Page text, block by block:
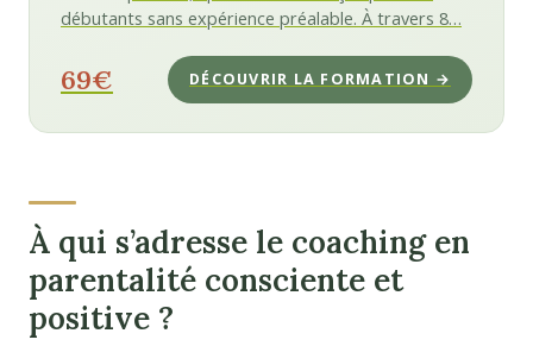
débutants sans expérience préalable. À travers 8…
69€ DÉCOUVRIR LA FORMATION →
À qui s’adresse le coaching en
parentalité consciente et
positive ?